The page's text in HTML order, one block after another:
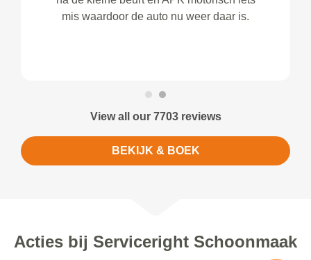
mis waardoor de auto nu weer daar is.
View all our 7703 reviews
BEKIJK & BOEK
Acties bij Serviceright Schoonmaak